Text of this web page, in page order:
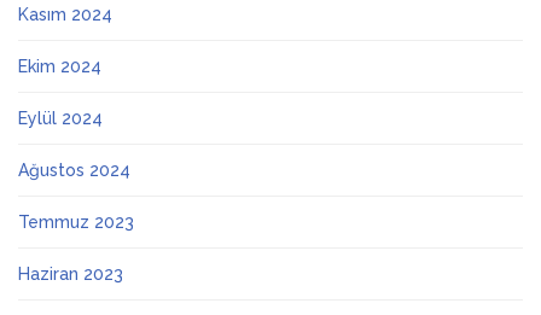
Kasım 2024
Ekim 2024
Eylül 2024
Ağustos 2024
Temmuz 2023
Haziran 2023